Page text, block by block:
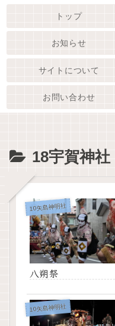
トップ
お知らせ
サイトについて
お問い合わせ
18宇賀神社
10矢島神明社
八朔祭
10矢島神明社